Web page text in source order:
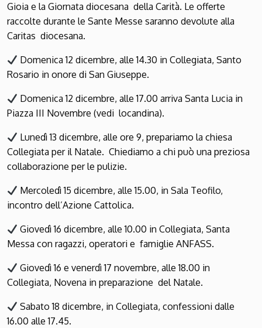
Gioia e la Giornata diocesana della Carità. Le offerte
raccolte durante le Sante Messe saranno devolute alla
Caritas diocesana.
Domenica 12 dicembre, alle 14.30 in Collegiata, Santo
Rosario in onore di San Giuseppe.
Domenica 12 dicembre, alle 17.00 arriva Santa Lucia in
Piazza III Novembre (vedi locandina).
Lunedì 13 dicembre, alle ore 9, prepariamo la chiesa
Collegiata per il Natale. Chiediamo a chi può una preziosa
collaborazione per le pulizie.
Mercoledì 15 dicembre, alle 15.00, in Sala Teofilo,
incontro dell’Azione Cattolica.
Giovedì 16 dicembre, alle 10.00 in Collegiata, Santa
Messa con ragazzi, operatori e famiglie ANFASS.
Giovedì 16 e venerdì 17 novembre, alle 18.00 in
Collegiata, Novena in preparazione del Natale.
Sabato 18 dicembre, in Collegiata, confessioni dalle
16.00 alle 17.45.